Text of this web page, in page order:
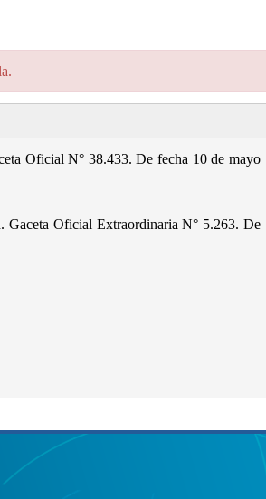
Oficial N° 38.433. De fecha 10 de mayo
Gaceta Oficial Extraordinaria N° 5.263. De